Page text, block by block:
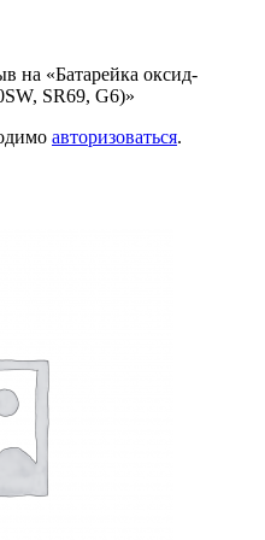
на «Батарейка оксид-
SR69, G6)»
авторизоваться.